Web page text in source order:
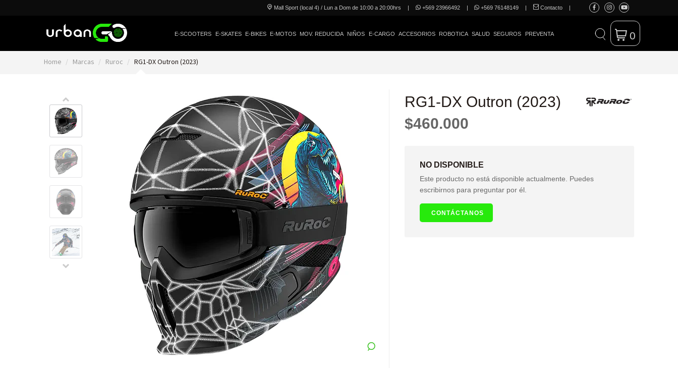
Mall Sport (local 4) / Lun a Dom de 10:00 a 20:00hrs | +569 23966492 | +569 76148149 | Contacto |
E-SCOOTERS E-SKATES E-BIKES E-MOTOS MOV. REDUCIDA NIÑOS E-CARGO ACCESORIOS ROBOTICA SALUD SEGUROS PREVENTA 0
Home Marcas Ruroc RG1-DX Outron (2023)
RG1-DX Outron (2023)
$460.000
NO DISPONIBLE
Este producto no está disponible actualmente. Puedes
escribirnos para preguntar por él.
CONTÁCTANOS